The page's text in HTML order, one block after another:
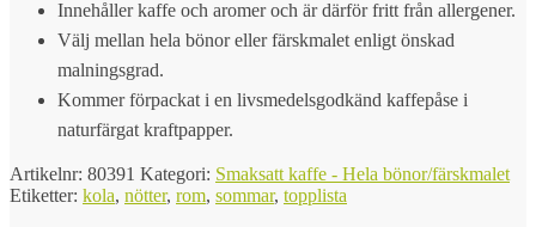
Innehåller kaffe och aromer och är därför fritt från allergener.
Välj mellan hela bönor eller färskmalet enligt önskad
malningsgrad.
Kommer förpackat i en livsmedelsgodkänd kaffepåse i
naturfärgat kraftpapper.
Artikelnr: 80391 Kategori: Smaksatt kaffe - Hela bönor/färskmalet
Etiketter: kola, nötter, rom, sommar, topplista